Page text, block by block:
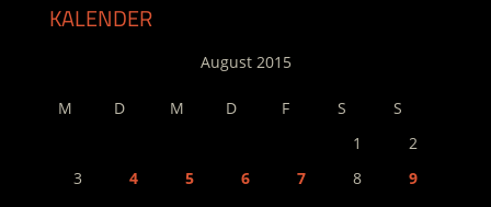
KALENDER
August 2015
M D M D F S
S
1
2
3
4 5 6 7 8
9